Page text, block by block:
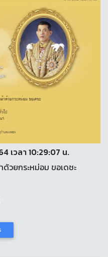
เวลา 10:29:07 น.
วยกระหม่อม ขอเดชะ